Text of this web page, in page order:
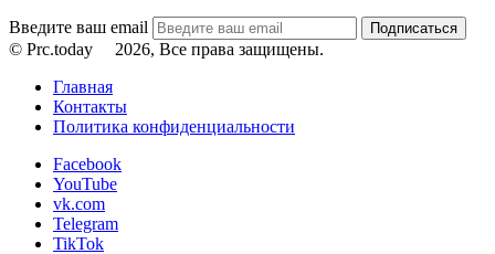
Введите ваш email
© Prc.today
2026, Все права защищены.
Главная
Контакты
Политика конфиденциальности
Facebook
YouTube
vk.com
Telegram
TikTok